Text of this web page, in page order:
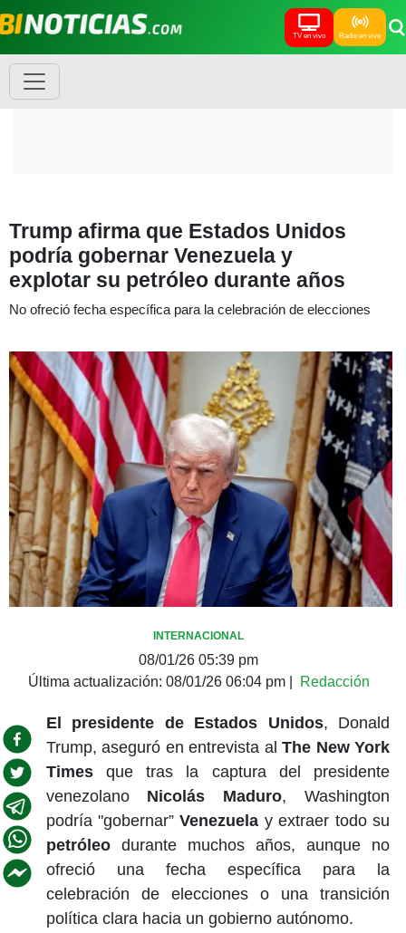
TV en vivo Radio en vivo
Trump afirma que Estados Unidos
podría gobernar Venezuela y
explotar su petróleo durante años
No ofreció fecha específica para la celebración de elecciones
INTERNACIONAL
08/01/26 05:39 pm
Última actualización: 08/01/26 06:04 pm| Redacción
El presidente de Estados Unidos, Donald
Trump, aseguró en entrevista alThe New York
Timesque tras la captura del presidente
venezolano Nicolás Maduro, Washington
podría "gobernar”Venezuela y extraer todo su
petróleodurante muchos años, aunque no
ofreció una fecha específica para la
celebración de elecciones o una transición
política clara hacia un gobierno autónomo.